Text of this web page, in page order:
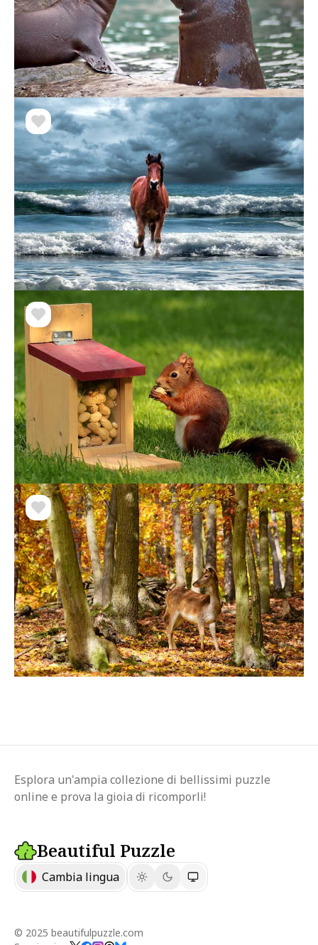
Esplora un'ampia collezione di bellissimi puzzle
online e prova la gioia di ricomporli!
Beautiful Puzzle
Cambia lingua
© 2025 beautifulpuzzle.com